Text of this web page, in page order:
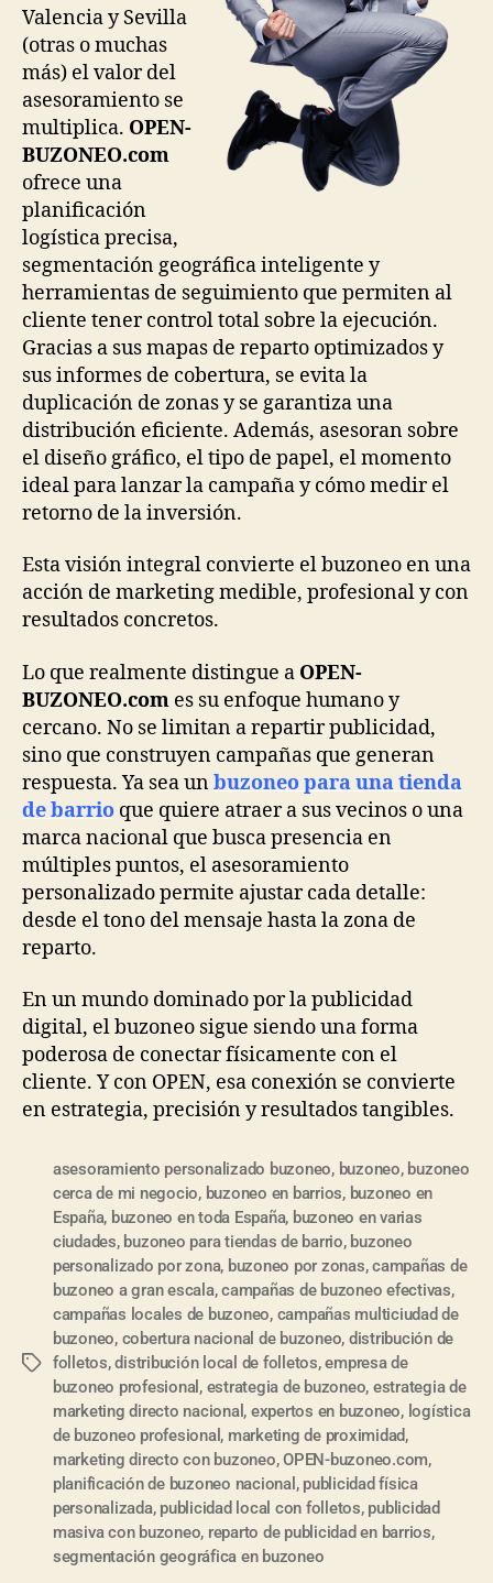
Valencia y Sevilla
(otras o muchas
más) el valor del
asesoramiento se
multiplica. OPEN-
BUZONEO.com
ofrece una
planificación
logística precisa,
segmentación geográfica inteligente y
herramientas de seguimiento que permiten al
cliente tener control total sobre la ejecución.
Gracias a sus mapas de reparto optimizados y
sus informes de cobertura, se evita la
duplicación de zonas y se garantiza una
distribución eficiente. Además, asesoran sobre
el diseño gráfico, el tipo de papel, el momento
ideal para lanzar la campaña y cómo medir el
retorno de la inversión.
Esta visión integral convierte el buzoneo en una
acción de marketing medible, profesional y con
resultados concretos.
Lo que realmente distingue a OPEN-
BUZONEO.com es su enfoque humano y
cercano. No se limitan a repartir publicidad,
sino que construyen campañas que generan
respuesta. Ya sea unbuzoneo para una tienda
de barrio que quiere atraer a sus vecinos o una
marca nacional que busca presencia en
múltiples puntos, el asesoramiento
personalizado permite ajustar cada detalle:
desde el tono del mensaje hasta la zona de
reparto.
En un mundo dominado por la publicidad
digital, el buzoneo sigue siendo una forma
poderosa de conectar físicamente con el
cliente. Y con OPEN, esa conexión se convierte
en estrategia, precisión y resultados tangibles.
asesoramiento personalizado buzoneo, buzoneo, buzoneo
cerca de mi negocio, buzoneo en barrios, buzoneo en
España, buzoneo en toda España, buzoneo en varias
ciudades, buzoneo para tiendas de barrio, buzoneo
personalizado por zona, buzoneo por zonas,campañas de
buzoneo a gran escala,campañas de buzoneo efectivas,
campañas locales de buzoneo, campañas multiciudad de
buzoneo, cobertura nacional de buzoneo, distribución de
folletos,distribución local de folletos,empresa de
buzoneo profesional , estrategia de buzoneo, estrategia de
marketing directo nacional , expertos en buzoneo, logística
de buzoneo profesional , marketing de proximidad,
marketing directo con buzoneo,OPEN-buzoneo.com,
planificación de buzoneo nacional , publicidad física
personalizada, publicidad local con folletos, publicidad
masiva con buzoneo, reparto de publicidad en barrios,
segmentación geográfica en buzoneo